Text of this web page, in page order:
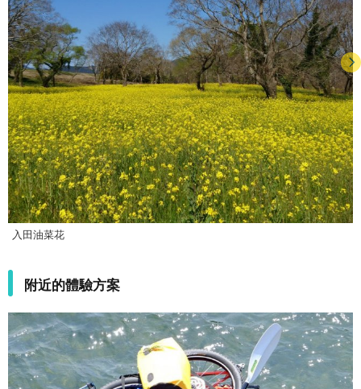
入田油菜花
附近的體驗方案